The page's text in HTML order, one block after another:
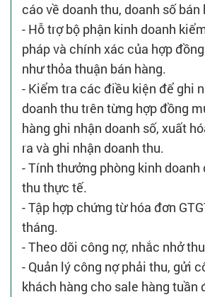
cáo về doanh thu, doanh số bán
- Hỗ trợ bộ phận kinh doanh
pháp và chính xác của hợp
như thỏa thuận bán hàng.
- Kiểm tra các điều kiện để ghi
doanh thu trên từng hợp đồng
hàng ghi nhận doanh số, xuất
ra và ghi nhận doanh thu.
- Tính thưởng phòng kinh doanh
thu thực tế.
- Tập hợp chứng từ hóa đơn
tháng.
- Theo dõi công nợ, nhắc nhở
- Quản lý công nợ phải thu, gửi
khách hàng cho sale hàng tuần